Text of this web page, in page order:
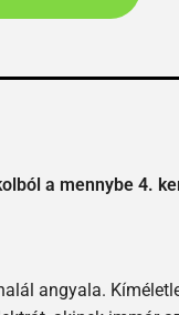
a mennybe 4.
angyala.